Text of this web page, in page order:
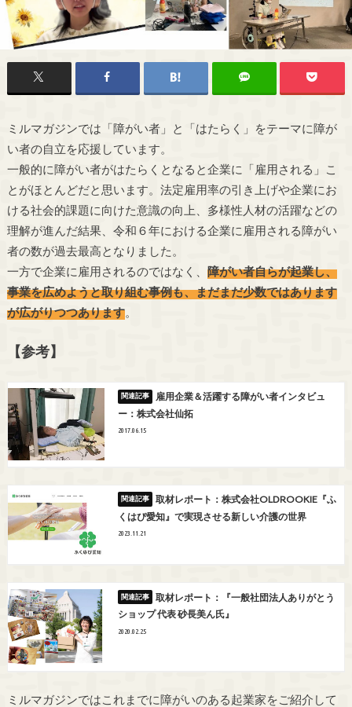
ミルマガジンでは「障がい者」と「はたらく」をテーマに障が
い者の自立を応援しています。
一般的に障がい者がはたらくとなると企業に「雇用される」こ
とがほとんどだと思います。 法定雇用率の引き上げや企業にお
ける社会的課題に向けた意識の向上、多様性人材の活躍などの
理解が進んだ結果、令和６年における企業に雇用される障がい
者の数が過去最高となりました。
一方で企業に雇用されるのではなく、 障がい者自らが起業し、
事業を広めようと取り組む事例も、まだまだ少数ではあります
が広がりつつあります。
【参考】
雇用企業＆活躍する障がい者インタビュ
ー：株式会社仙拓
2017.06.15
取材レポート：株式会社OLDROOKIE『ふ
くはぴ愛知』で実現させる新しい介護の世界
2023.11.21
取材レポート：『一般社団法人ありがとう
ショップ 代表 砂長美ん氏』
2020.02.25
ミルマガジンではこれまでに障がいのある起業家をご紹介して